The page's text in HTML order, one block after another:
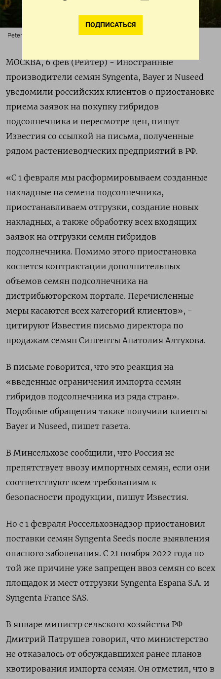
ПОДПИСАТЬСЯ
Peter de Vink / pexels
МОСКВА, 6 фев (Рейтер) - Иностранные
производители семян Syngenta, Bayer и Nuseed
уведомили российских клиентов о приостановке
приема заявок на покупку гибридов
подсолнечника и пересмотре цен, пишут
Известия со ссылкой на письма, полученные
рядом растениеводческих предприятий в РФ.
«С 1 февраля мы расформировываем созданные
накладные на семена подсолнечника,
приостанавливаем отгрузки, создание новых
накладных, а также обработку всех входящих
заявок на отгрузки семян гибридов
подсолнечника. Помимо этого приостановка
коснется контрактации дополнительных
объемов семян подсолнечника на
дистрибьюторском портале. Перечисленные
меры касаются всех категорий клиентов», -
цитируют Известия письмо директора по
продажам семян Сингенты Анатолия Алтухова.
В письме говорится, что это реакция на
«введенные ограничения импорта семян
гибридов подсолнечника из ряда стран».
Подобные обращения также получили клиенты
Bayer и Nuseed, пишет газета.
В Минсельхозе сообщили, что Россия не
препятствует ввозу импортных семян, если они
соответствуют всем требованиям к
безопасности продукции, пишут Известия.
Но с 1 февраля Россельхознадзор приостановил
поставки семян Syngenta Seeds после выявления
опасного заболевания. С 21 ноября 2022 года по
той же причине уже запрещен ввоз семян со всех
площадок и мест отгрузки Syngenta Espana S.A. и
Syngenta France SAS.
В январе министр сельского хозяйства РФ
Дмитрий Патрушев говорил, что министерство
не отказалось от обсуждавшихся ранее планов
квотирования импорта семян. Он отметил, что в